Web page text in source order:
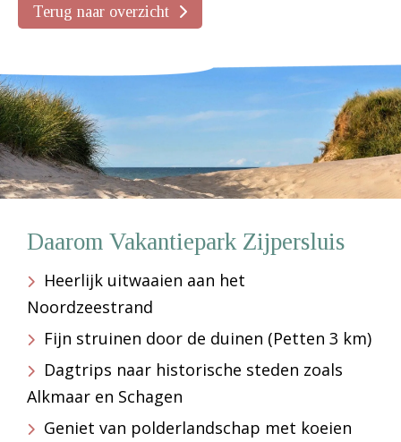
Terug naar overzicht
Daarom Vakantiepark Zijpersluis
Heerlijk uitwaaien aan het
Noordzeestrand
Fijn struinen door de duinen (Petten 3 km)
Dagtrips naar historische steden zoals
Alkmaar en Schagen
Geniet van polderlandschap met koeien